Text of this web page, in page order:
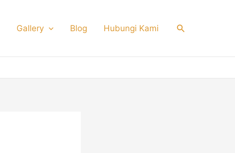
Gallery Blog Hubungi Kami Search